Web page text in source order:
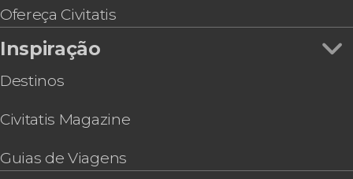
Ingresso dos museus do WOW Porto
Ingresso do World of Discoveries Museum
Ofereça Civitatis
Inspiração
Destinos
Civitatis Magazine
Guias de Viagens